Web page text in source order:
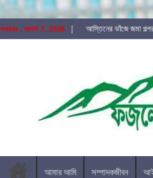
শুক্রবার , আগস্ট 7, 2026 আস্তিনের ভাঁজে জমা
আমার আমি সম্পাদকজীবন